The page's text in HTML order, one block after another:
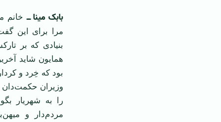
بابک مینا ــخانم
مرا برای این
بنیادی که بر
همایون شاید
بود که خِرد و
وزیران
را به شهریار
مردم‌دار و